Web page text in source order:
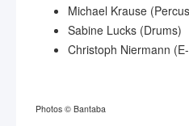
Michael Krause
Sabine Lucks (Drums)
Christoph Niermann
Photos © Bantaba